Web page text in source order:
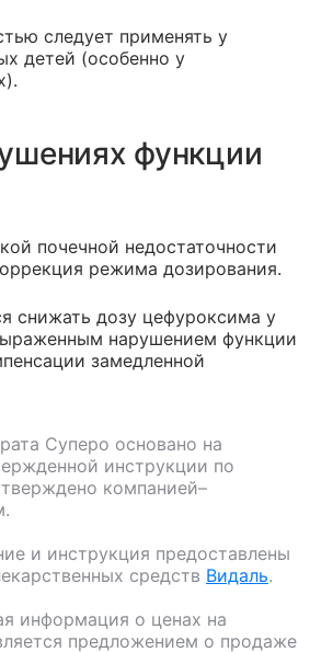
следует применять у
детей (особенно у
функции
почечной недостаточности
режима дозирования.
снижать дозу цефуроксима у
нарушением функции
замедленной
Суперо основано на
инструкции по
компанией–
и инструкция предоставлены
средств Видаль.
информация о ценах на
предложением о продаже